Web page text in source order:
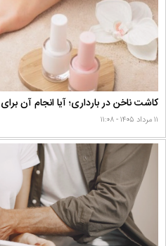
کاشت ناخن در بارداری؛ آیا انجام آن
۱۱ مرداد ۱۴۰۵ - ۱۱:۰۸